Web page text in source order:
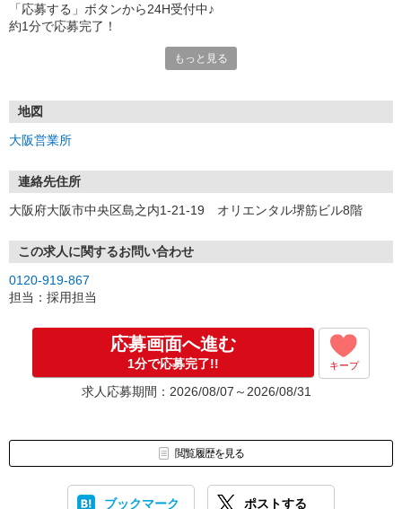
「応募する」ボタンから24H受付中♪
約1分で応募完了！
①応募から3営業日を目安に、メールorお電話でご連絡します。
★スマホでWEB面接（LINEなど）・出張面接・事務所面接と選べま
す
③面接実施（履歴書不要）
※ご希望があれば、職場見学の調整もOKです！
お気軽にご応募ください♪
もっと見る
地図
大阪営業所
連絡先住所
大阪府大阪市中央区島之内1-21-19 オリエンタル堺筋ビル8階
この求人に関するお問い合わせ
0120-919-867
担当：採用担当
応募画面へ進む
1分で応募完了!! キープ
求人応募期間：2026/08/07～2026/08/31
閲覧履歴を見る
ブックマーク ポストする